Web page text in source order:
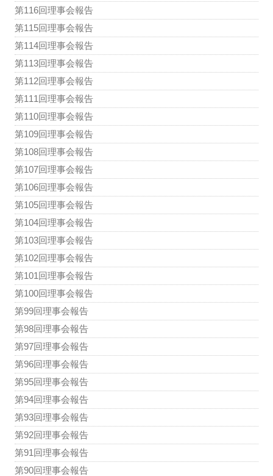
第116回理事会報告
第115回理事会報告
第114回理事会報告
第113回理事会報告
第112回理事会報告
第111回理事会報告
第110回理事会報告
第109回理事会報告
第108回理事会報告
第107回理事会報告
第106回理事会報告
第105回理事会報告
第104回理事会報告
第103回理事会報告
第102回理事会報告
第101回理事会報告
第100回理事会報告
第99回理事会報告
第98回理事会報告
第97回理事会報告
第96回理事会報告
第95回理事会報告
第94回理事会報告
第93回理事会報告
第92回理事会報告
第91回理事会報告
第90回理事会報告